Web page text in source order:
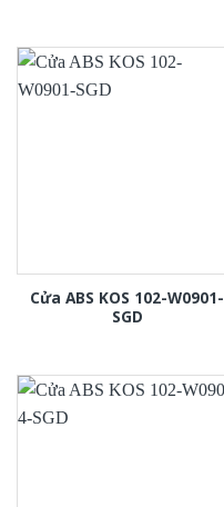
Cửa ABS KOS 102-W0901-
SGD